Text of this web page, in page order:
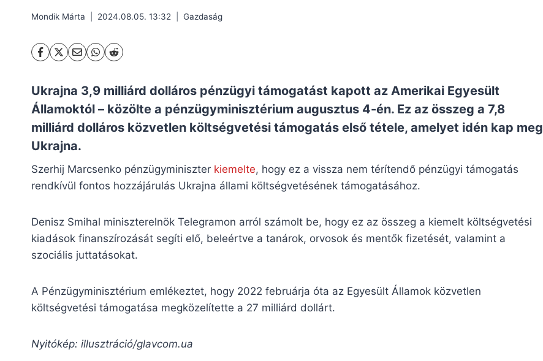
Mondik Márta 2024.08.05. 13:32 Gazdaság
Ukrajna 3,9 milliárd dolláros pénzügyi támogatást kapott az Amerikai Egyesült
Államoktól – közölte a pénzügyminisztérium augusztus 4-én. Ez az összeg a 7,8
milliárd dolláros közvetlen költségvetési támogatás első tétele, amelyet idén kap meg
Ukrajna.
Szerhij Marcsenko pénzügyminiszter kiemelte, hogy ez a vissza nem térítendő pénzügyi támogatás
rendkívül fontos hozzájárulás Ukrajna állami költségvetésének támogatásához.
Denisz Smihal miniszterelnök Telegramon arról számolt be, hogy ez az összeg a kiemelt költségvetési
kiadások finanszírozását segíti elő, beleértve a tanárok, orvosok és mentők fizetését, valamint a
szociális juttatásokat.
A Pénzügyminisztérium emlékeztet, hogy 2022 februárja óta az Egyesült Államok közvetlen
költségvetési támogatása megközelítette a 27 milliárd dollárt.
Nyitókép: illusztráció/glavcom.ua